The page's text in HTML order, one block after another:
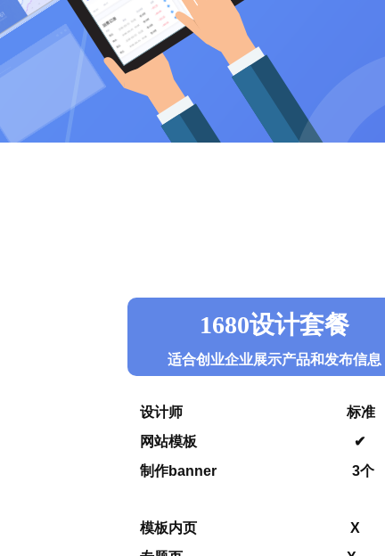
1680设计套餐
适合创业企业展示产品和发布信息
设计师 标准
网站模板 ✔
制作banner 3个
模板内页 X